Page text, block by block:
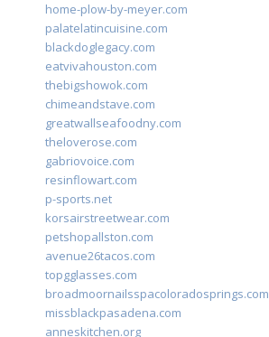
home-plow-by-meyer.com
palatelatincuisine.com
blackdoglegacy.com
eatvivahouston.com
thebigshowok.com
chimeandstave.com
greatwallseafoodny.com
theloverose.com
gabriovoice.com
resinflowart.com
p-sports.net
korsairstreetwear.com
petshopallston.com
avenue26tacos.com
topgglasses.com
broadmoornailsspacoloradosprings.com
missblackpasadena.com
anneskitchen.org